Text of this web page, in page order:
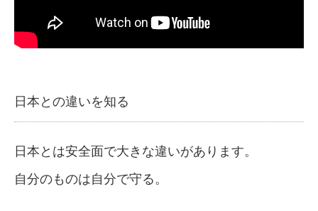
日本との違いを知る
日本とは安全面で大きな違いがあります。
自分のものは自分で守る。